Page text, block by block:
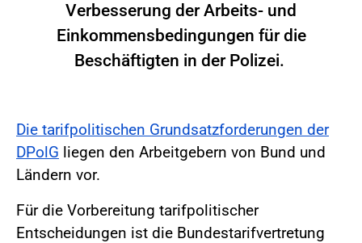
Verbesserung der Arbeits- und
Einkommensbedingungen für die
Beschäftigten in der Polizei.
Die tarifpolitischen Grundsatzforderungen der
DPolG liegen den Arbeitgebern von Bund und
Ländern vor.
Für die Vorbereitung tarifpolitischer
Entscheidungen ist die Bundestarifvertretung